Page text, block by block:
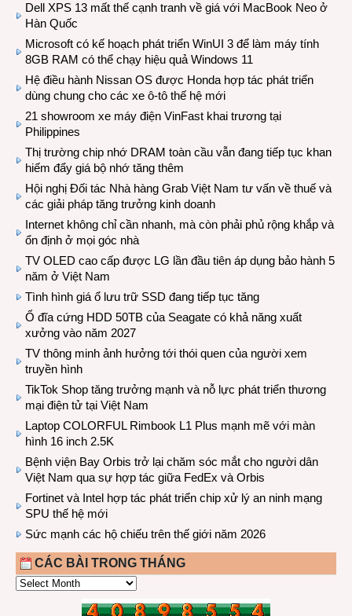
Dell XPS 13 mất thế cạnh tranh về giá với MacBook Neo ở
Hàn Quốc
Microsoft có kế hoạch phát triển WinUI 3 để làm máy tính
8GB RAM có thể chạy hiệu quả Windows 11
Hệ điều hành Nissan OS được Honda hợp tác phát triển
dùng chung cho các xe ô-tô thế hệ mới
21 showroom xe máy điện VinFast khai trương tại
Philippines
Thị trường chip nhớ DRAM toàn cầu vẫn đang tiếp tục khan
hiếm đẩy giá bộ nhớ tăng thêm
Hội nghị Đối tác Nhà hàng Grab Việt Nam tư vấn về thuế và
các giải pháp tăng trưởng kinh doanh
Internet không chỉ cần nhanh, mà còn phải phủ rộng khắp và
ổn định ở mọi góc nhà
TV OLED cao cấp được LG lần đầu tiên áp dụng bảo hành 5
năm ở Việt Nam
Tình hình giá ổ lưu trữ SSD đang tiếp tục tăng
Ổ đĩa cứng HDD 50TB của Seagate có khả năng xuất
xưởng vào năm 2027
TV thông minh ảnh hưởng tới thói quen của người xem
truyền hình
TikTok Shop tăng trưởng mạnh và nỗ lực phát triển thương
mại điện tử tại Việt Nam
Laptop COLORFUL Rimbook L1 Plus mạnh mẽ với màn
hình 16 inch 2.5K
Bệnh viện Bay Orbis trở lại chăm sóc mắt cho người dân
Việt Nam qua sự hợp tác giữa FedEx và Orbis
Fortinet và Intel hợp tác phát triển chip xử lý an ninh mạng
SPU thế hệ mới
Sức mạnh các hộ chiếu trên thế giới năm 2026
CÁC BÀI TRONG THÁNG
CÁC